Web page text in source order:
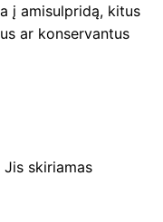
į amisulpridą, kitus
ar konservantus
skiriamas